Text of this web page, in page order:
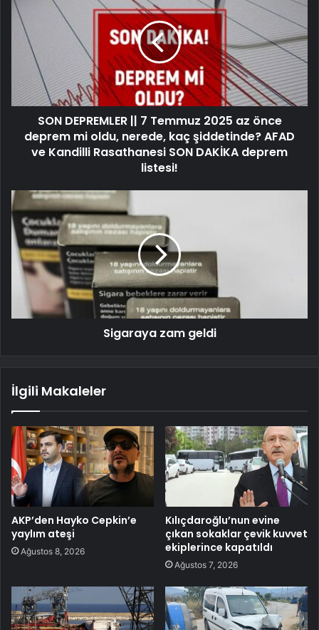
SON DEPREMLER || 7 Temmuz 2025 az önce
deprem mi oldu, nerede, kaç şiddetinde? AFAD
ve Kandilli Rasathanesi SON DAKİKA deprem
listesi!
Sigaraya zam geldi
İlgili Makaleler
AKP’den Hayko Cepkin’e
yaylım ateşi
Ağustos 8, 2026
Kılıçdaroğlu’nun evine
çıkan sokaklar çevik kuvvet
ekiplerince kapatıldı
Ağustos 7, 2026